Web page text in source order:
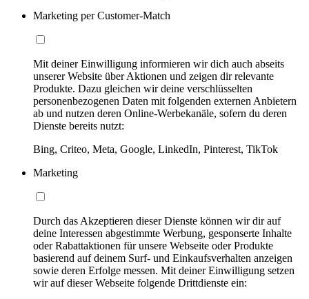
Marketing per Customer-Match
Mit deiner Einwilligung informieren wir dich auch abseits
unserer Website über Aktionen und zeigen dir relevante
Produkte. Dazu gleichen wir deine verschlüsselten
personenbezogenen Daten mit folgenden externen Anbietern
ab und nutzen deren Online-Werbekanäle, sofern du deren
Dienste bereits nutzt:
Bing, Criteo, Meta, Google, LinkedIn, Pinterest, TikTok
Marketing
Durch das Akzeptieren dieser Dienste können wir dir auf
deine Interessen abgestimmte Werbung, gesponserte Inhalte
oder Rabattaktionen für unsere Webseite oder Produkte
basierend auf deinem Surf- und Einkaufsverhalten anzeigen
sowie deren Erfolge messen. Mit deiner Einwilligung setzen
wir auf dieser Webseite folgende Drittdienste ein: